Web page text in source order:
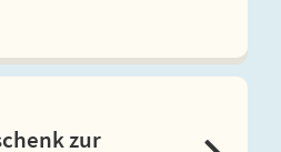
zur